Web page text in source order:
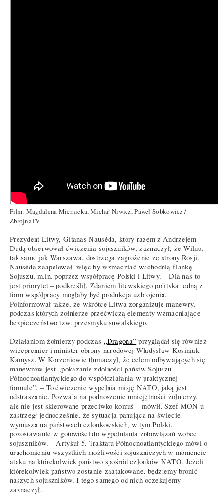
Film: Magdalena Miernicka, Michał Niwicz, Paweł Sobkowicz /
ZbrojnaTV
Prezydent Litwy, Gitanas Nausėda, który razem z Andrzejem
Dudą obserwował ćwiczenia sojuszników, zaznaczył, że Wilno,
tak samo jak Warszawa, dostrzega zagrożenie ze strony Rosji.
Nausėda zaapelował, więc by wzmacniać wschodnią flankę
Sojuszu, m.in. poprzez współpracę Polski i Litwy. – Dla nas to
jest priorytet – podkreślił. Zdaniem litewskiego polityka jedną z
form współpracy mogłaby być produkcja uzbrojenia.
Poinformował także, że wkrótce Litwa zorganizuje manewry,
podczas których żołnierze przećwiczą elementy wzmacniające
bezpieczeństwo tzw. przesmyku suwalskiego.
Działaniom żołnierzy podczas „Dragona” przyglądał się również
wicepremier i minister obrony narodowej Władysław Kosiniak-
Kamysz. W Korzeniewie tłumaczył, że celem odbywających się
manewrów jest „pokazanie zdolności państw Sojuszu
Północnoatlantyckiego do współdziałania w praktycznej
formule”. – To ćwiczenie wypełnia misję NATO, jaką jest
odstraszanie. Pozwala na podnoszenie umiejętności żołnierzy,
ale nie jest skierowane przeciwko komuś – mówił. Szef MON-u
zastrzegł jednocześnie, że sytuacja panująca na świecie
wymusza na państwach członkowskich, w tym Polski,
pozostawanie w gotowości do wypełniania zobowiązań wobec
sojuszników. – Artykuł 5. Traktatu Północnoatlantyckiego mówi o
uruchomieniu wszystkich możliwości sojuszniczych w momencie
ataku na którekolwiek państwo spośród członków NATO. Jeżeli
którekolwiek państwo zostanie zaatakowane, będziemy bronić
naszych sojuszników. I tego samego od nich oczekujemy –
zaznaczył.